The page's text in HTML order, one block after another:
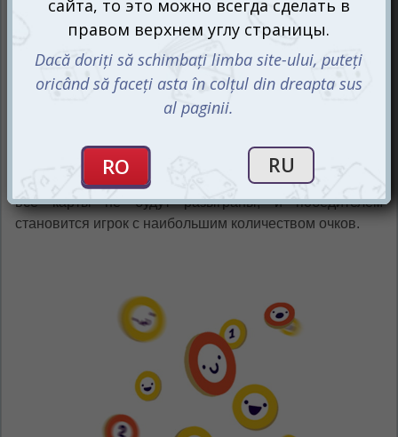
химических элементов. Игроки получают по 8 карт и 5
жетонов-электронов. Жетоны периодов помогают
определить, какие номера элементов допустимы в
данном ряду. За один ход можно выложить одну или
несколько карт, но только в один период. Игрок,
завершивший ряд, забирает все карты в качестве
платит штраф в виде электрона и пропускает ход или
меняет до 4 карт. Игра продолжается до тех пор, пока
все карты не будут разыграны, и победителем
становится игрок с наибольшим количеством очков.